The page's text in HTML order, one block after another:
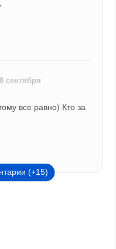
сентября
все равно) Кто за
(+15)